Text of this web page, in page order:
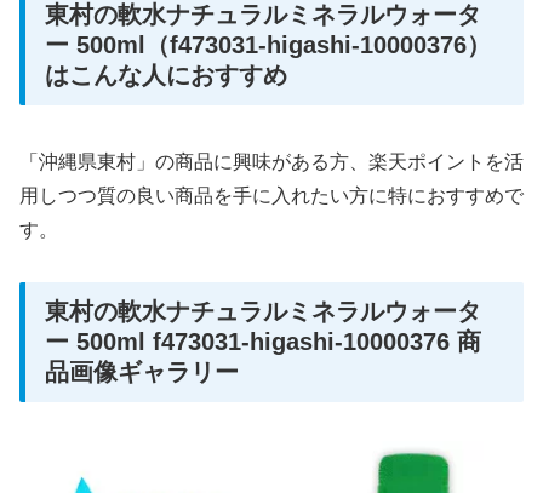
東村の軟水ナチュラルミネラルウォータ
ー 500ml（f473031-higashi-10000376）
はこんな人におすすめ
「沖縄県東村」の商品に興味がある方、楽天ポイントを活
用しつつ質の良い商品を手に入れたい方に特におすすめで
す。
東村の軟水ナチュラルミネラルウォータ
ー 500ml f473031-higashi-10000376 商
品画像ギャラリー